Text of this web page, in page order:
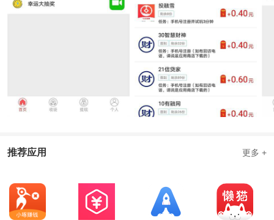
推荐应用 更多 +